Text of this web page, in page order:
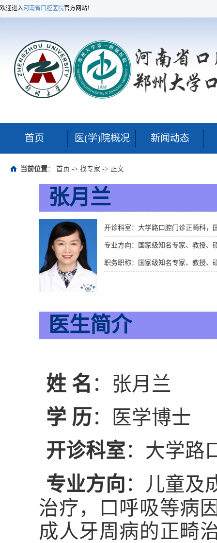
欢迎进入河南省口腔医院官方网站！
首页 医(学)院概况 新闻动态
当前位置： 首页 -> 找专家 -> 正文
张月兰
专业方向：国家级知名专家、教授、
职务职称：国家级知名专家、教授、
医生简介
姓 名 ：张月兰
学 历 ：医学博士
开诊科室：大学路
专业方向 ：儿童及
治疗，口呼吸等病
成人牙周病的正畸